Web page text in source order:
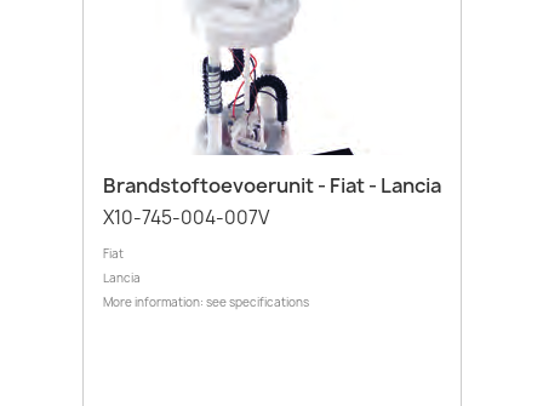
Brandstoftoevoerunit - Fiat - Lancia
X10-745-004-007V
Fiat
Lancia
More information: see specifications